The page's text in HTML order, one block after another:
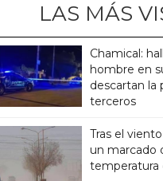
LAS MÁS
Chamical:
hombre en
descartan la
terceros
Tras el
un marcado
temperatura